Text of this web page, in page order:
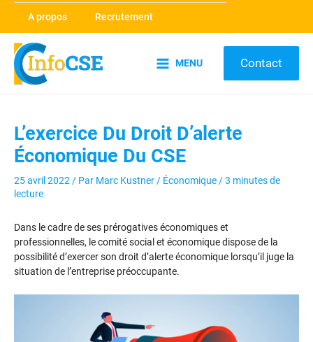
Aller
contenu
A propos Recrutement
MENU Contact
L’exercice Du Droit D’alerte
Économique Du CSE
25 avril 2022/ Par Marc Kustner/ Économique/3 minutes de
lecture
Dans le cadre de ses prérogatives économiques et
professionnelles, le comité social et économique dispose de la
possibilité d’exercer son droit d’alerte économique lorsqu’il juge la
situation de l’entreprise préoccupante.